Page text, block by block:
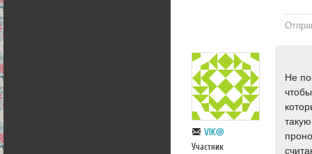
VIK@
Участник
Не